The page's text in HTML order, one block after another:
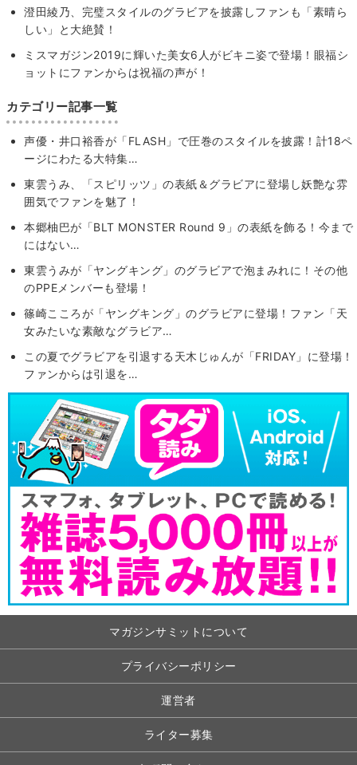
澄田綾乃、完璧スタイルのグラビアを披露しファンも「素晴ら
しい」と大絶賛！
ミスマガジン2019に輝いた美女6人がビキニ姿で登場！眼福シ
ョットにファンからは祝福の声が！
カテゴリー記事一覧
声優・井口裕香が「FLASH」で圧巻のスタイルを披露！計18ペ
ージにわたる大特集…
東雲うみ、「スピリッツ」の表紙＆グラビアに登場し妖艶な雰
囲気でファンを魅了！
本郷柚巴が「BLT MONSTER Round 9」の表紙を飾る！今まで
にはない…
東雲うみが「ヤングキング」のグラビアで泡まみれに！その他
のPPEメンバーも登場！
篠崎こころが「ヤングキング」のグラビアに登場！ファン「天
女みたいな素敵なグラビア…
この夏でグラビアを引退する天木じゅんが「FRIDAY」に登場！
ファンからは引退を…
マガジンサミットについて
プライバシーポリシー
運営者
ライター募集